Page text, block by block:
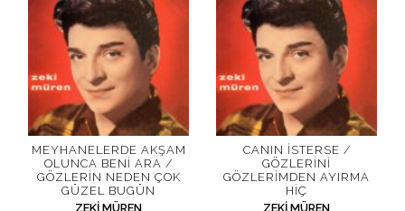
MEYHANELERDE AKŞAM
OLUNCA BENI ARA /
GÖZLERIN NEDEN ÇOK
GÜZEL BUGÜN
ZEKI MÜREN
CANIN İSTERSE /
GÖZLERINI
GÖZLERIMDEN AYIRMA
HIÇ
ZEKI MÜREN